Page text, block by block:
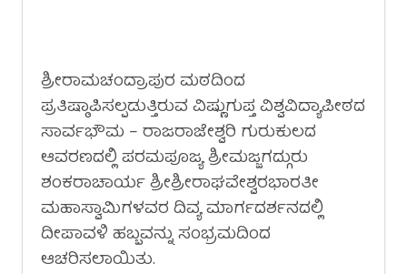
ಶ್ರೀರಾಮಚಂದ್ರಾಪುರ ಮಠದಿಂದ
ಪ್ರತಿಷ್ಠಾಪಿಸಲ್ಪಡುತ್ತಿರುವ ವಿಷ್ಣುಗುಪ್ತ ವಿಶ್ವವಿದ್ಯಾಪೀಠದ
ಸಾರ್ವಭೌಮ – ರಾಜರಾಜೇಶ್ವರಿ ಗುರುಕುಲದ
ಆವರಣದಲ್ಲಿ ಪರಮಪೂಜ್ಯ ಶ್ರೀಮಜ್ಜಗದ್ಗುರು
ಶಂಕರಾಚಾರ್ಯ ಶ್ರೀಶ್ರೀರಾಘವೇಶ್ವರಭಾರತೀ
ಮಹಾಸ್ವಾಮಿಗಳವರ ದಿವ್ಯ ಮಾರ್ಗದರ್ಶನದಲ್ಲಿ
ದೀಪಾವಳಿ ಹಬ್ಬವನ್ನು ಸಂಭ್ರಮದಿಂದ
ಆಚರಿಸಲಾಯಿತು‌.